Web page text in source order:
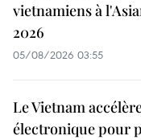
vietnamiens à
2026
05/08/2026 03:55
Le Vietnam
électronique pour